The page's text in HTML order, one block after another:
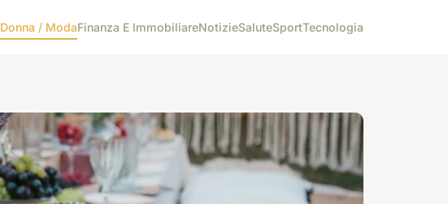
Donna / ModaFinanza E ImmobiliareNotizieSaluteSportTecnologia